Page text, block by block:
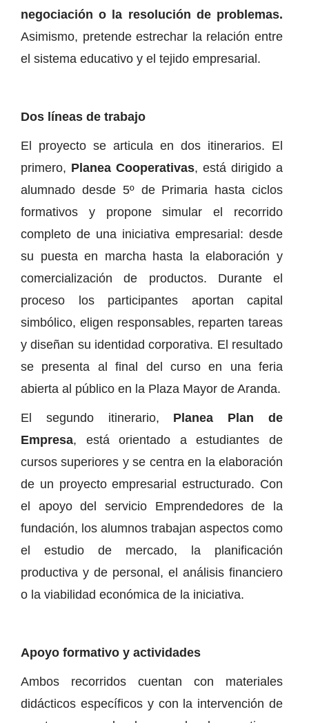
negociación o la resolución de problemas.
Asimismo, pretende estrechar la relación entre
el sistema educativo y el tejido empresarial.
Dos líneas de trabajo
El proyecto se articula en dos itinerarios. El
primero, Planea Cooperativas, está dirigido a
alumnado desde 5º de Primaria hasta ciclos
formativos y propone simular el recorrido
completo de una iniciativa empresarial: desde
su puesta en marcha hasta la elaboración y
comercialización de productos. Durante el
proceso los participantes aportan capital
simbólico, eligen responsables, reparten tareas
y diseñan su identidad corporativa. El resultado
se presenta al final del curso en una feria
abierta al público en la Plaza Mayor de Aranda.
El segundo itinerario, Planea Plan de
Empresa, está orientado a estudiantes de
cursos superiores y se centra en la elaboración
de un proyecto empresarial estructurado. Con
el apoyo del servicio Emprendedores de la
fundación, los alumnos trabajan aspectos como
el estudio de mercado, la planificación
productiva y de personal, el análisis financiero
o la viabilidad económica de la iniciativa.
Apoyo formativo y actividades
Ambos recorridos cuentan con materiales
didácticos específicos y con la intervención de